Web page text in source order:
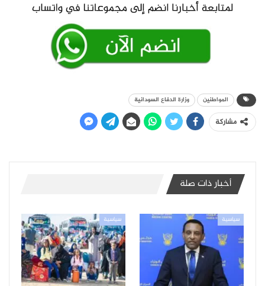
المواطنين وزارة الدفاع السودانية
مشاركة
أخبار ذات صلة
سياسية سياسية